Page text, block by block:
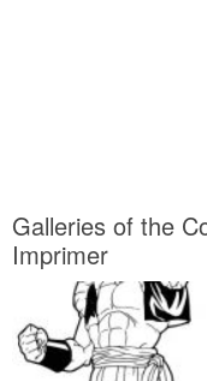
Galleries of the
Imprimer